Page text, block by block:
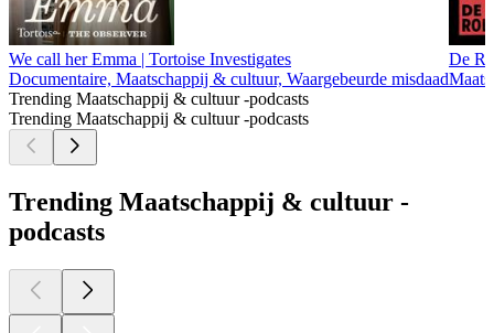
We call her Emma | Tortoise Investigates
Documentaire, Maatschappij & cultuur, Waargebeurde misdaad
De
Trending Maatschappij & cultuur -podcasts
Trending Maatschappij & cultuur -podcasts
Trending Maatschappij & cultuur -
podcasts